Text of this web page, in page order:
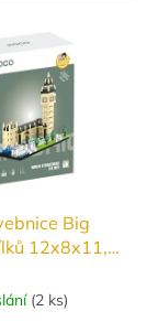
Big
12x8x11,5
(2 ks)